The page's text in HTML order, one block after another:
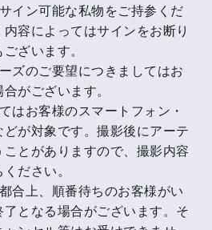
イン可能な私物をご持参くだ
容によってはサインをお断り
ざいます。
ズのご要望につきましてはお
がございます。
はお客様のスマートフォン・
が対象です。撮影後にアーテ
ことがありますので、撮影内容
ださい。
合上、順番待ちのお客様がい
となる場合がございます。そ